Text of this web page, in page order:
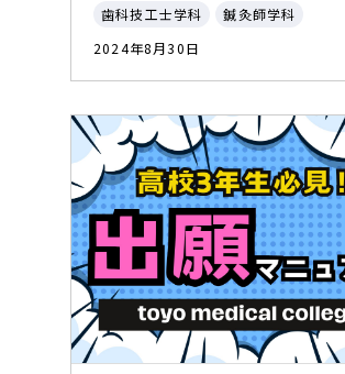
歯科技工士学科
鍼灸師学科
2024年8月30日